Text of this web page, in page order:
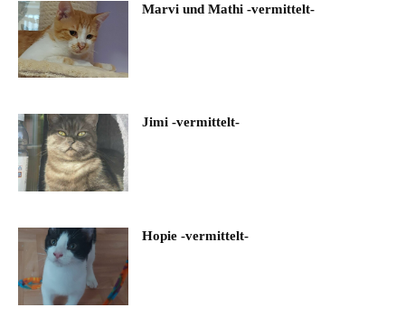
Marvi und Mathi -vermittelt-
Jimi -vermittelt-
Hopie -vermittelt-